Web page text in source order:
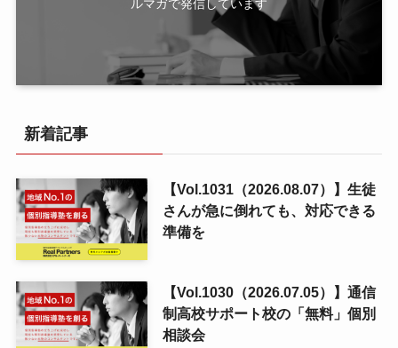
ルマガで発信しています
新着記事
【Vol.1031（2026.08.07）】生徒
さんが急に倒れても、対応できる
準備を
【Vol.1030（2026.07.05）】通信
制高校サポート校の「無料」個別
相談会